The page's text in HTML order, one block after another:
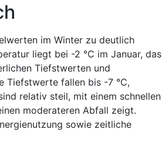
im Winter zu deutlich
liegt bei -2 °C im Januar, das
Tiefstwerten und
Tiefstwerte fallen bis -7 °C,
relativ steil, mit einem schnellen
moderateren Abfall zeigt.
sowie zeitliche